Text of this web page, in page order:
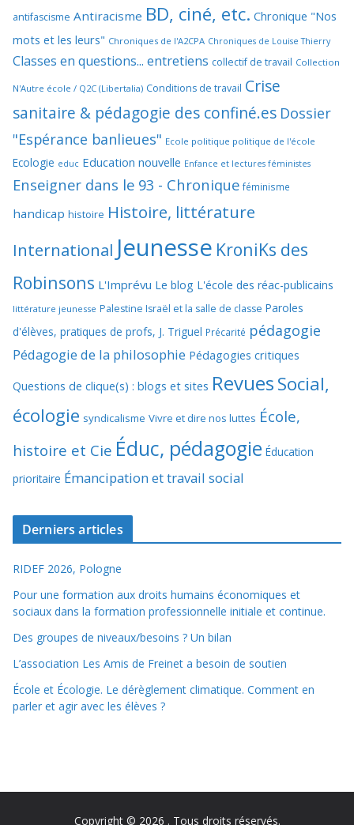
antifascisme Antiracisme BD, ciné, etc. Chronique "Nos
mots et les leurs" Chroniques de l'A2CPA Chroniques de Louise Thierry
Classes en questions... entretiens collectif de travail Collection
N'Autre école / Q2C (Libertalia) Conditions de travail Crise
sanitaire & pédagogie des confiné.es Dossier
"Espérance banlieues" Ecole politique politique de l'école
Ecologie educ Education nouvelle Enfance et lectures féministes
Enseigner dans le 93 - Chronique féminisme
handicap histoire Histoire, littérature
International Jeunesse KroniKs des
Robinsons L'Imprévu Le blog L'école des réac-publicains
littérature jeunesse Palestine Israël et la salle de classe Paroles
d'élèves, pratiques de profs, J. Triguel Précarité pédagogie
Pédagogie de la philosophie Pédagogies critiques
Questions de clique(s) : blogs et sites RevuesSocial,
écologie syndicalisme Vivre et dire nos luttes École,
histoire et Cie Éduc, pédagogie Éducation
prioritaire Émancipation et travail social
Derniers articles
RIDEF 2026, Pologne
Pour une formation aux droits humains économiques et
sociaux dans la formation professionnelle initiale et continue.
Des groupes de niveaux/besoins ? Un bilan
L’association Les Amis de Freinet a besoin de soutien
École et Écologie. Le dérèglement climatique. Comment en
parler et agir avec les élèves ?
Copyright © 2026 . Tous droits réservés.